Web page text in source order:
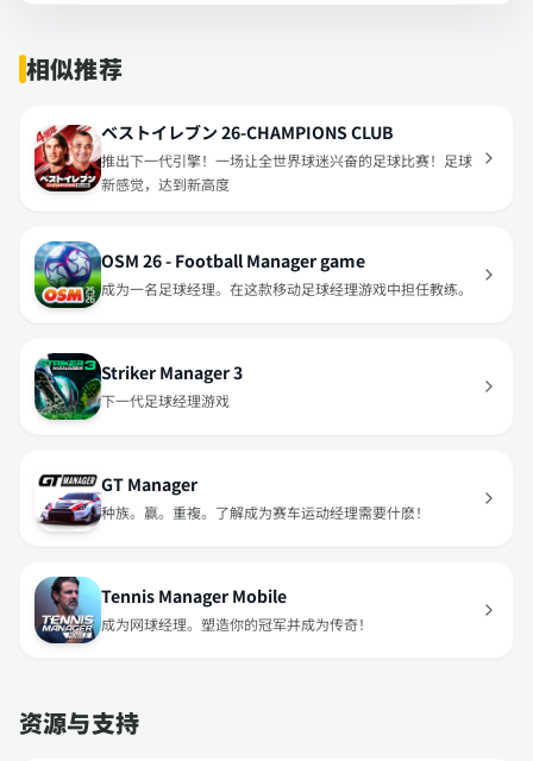
相似推荐
ベストイレブン 26-CHAMPIONS CLUB
推出下一代引擎！一场让全世界球迷兴奋的足球比赛！足球
新感觉，达到新高度
OSM 26 - Football Manager game
成为一名足球经理。在这款移动足球经理游戏中担任教练。
Striker Manager 3
下一代足球经理游戏
GT Manager
种族。赢。重複。了解成为赛车运动经理需要什麽！
Tennis Manager Mobile
成为网球经理。塑造你的冠军并成为传奇！
资源与支持